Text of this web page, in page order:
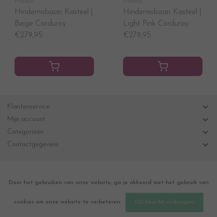
Hindernisbaan Kasteel |
Beige Corduroy
€279,95
Hindernisbaan Kasteel |
Light Pink Corduroy
€279,95
Klantenservice
Mijn account
Categorieën
Contactgegevens
Door het gebruiken van onze website, ga je akkoord met het gebruik van
cookies om onze website te verbeteren. Dit bericht verbergen